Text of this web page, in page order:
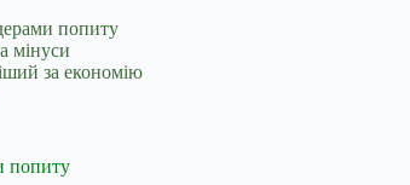
попиту
мінуси
за економію
попиту